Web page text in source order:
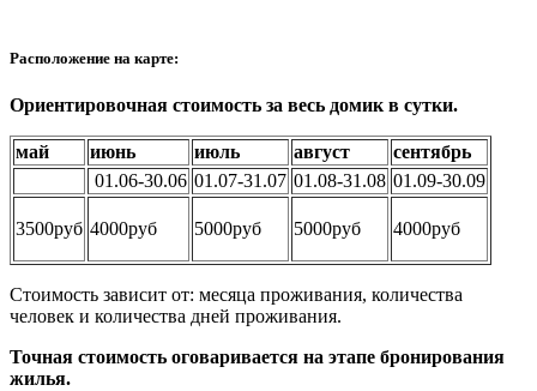
Расположение на карте:
Ориентировочная стоимость за весь домик в сутки.
май июнь июль август
сентябрь
01.06-30.06 01.07-31.07 01.08-31.08 01.09-30.09
3500руб 4000руб 5000руб 5000руб 4000руб
Стоимость зависит от: месяца проживания, количества
человек и количества дней проживания.
Точная стоимость оговаривается на этапе бронирования
жилья.